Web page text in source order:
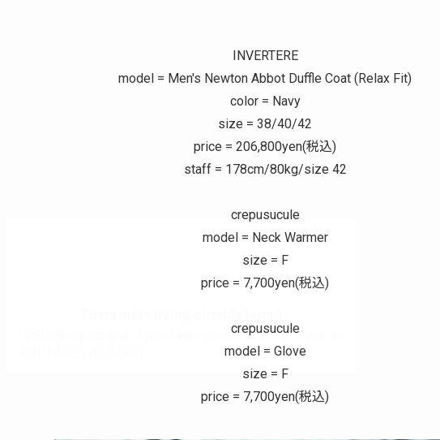
INVERTERE
model = Men's Newton Abbot Duffle Coat (Relax Fit)
color = Navy
size = 38/40/42
price = 206,800yen(税込)
staff = 178cm/80kg/size 42
crepusucule
model = Neck Warmer
size = F
price = 7,700yen(税込)
crepusucule
model = Glove
size = F
price = 7,700yen(税込)